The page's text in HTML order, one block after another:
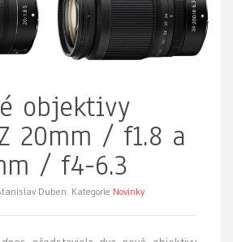
objektivy
20mm / f1.8 a
/ f4-6.3
Duben. Kategorie Novinky